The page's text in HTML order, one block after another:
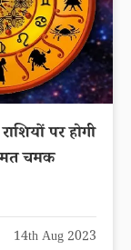
पर होगी
चमक
14th Aug 2023